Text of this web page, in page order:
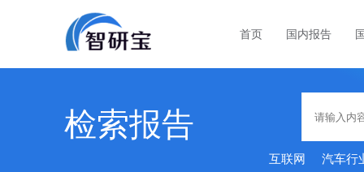
首页 国内报告
检索报告
互联网 汽车行